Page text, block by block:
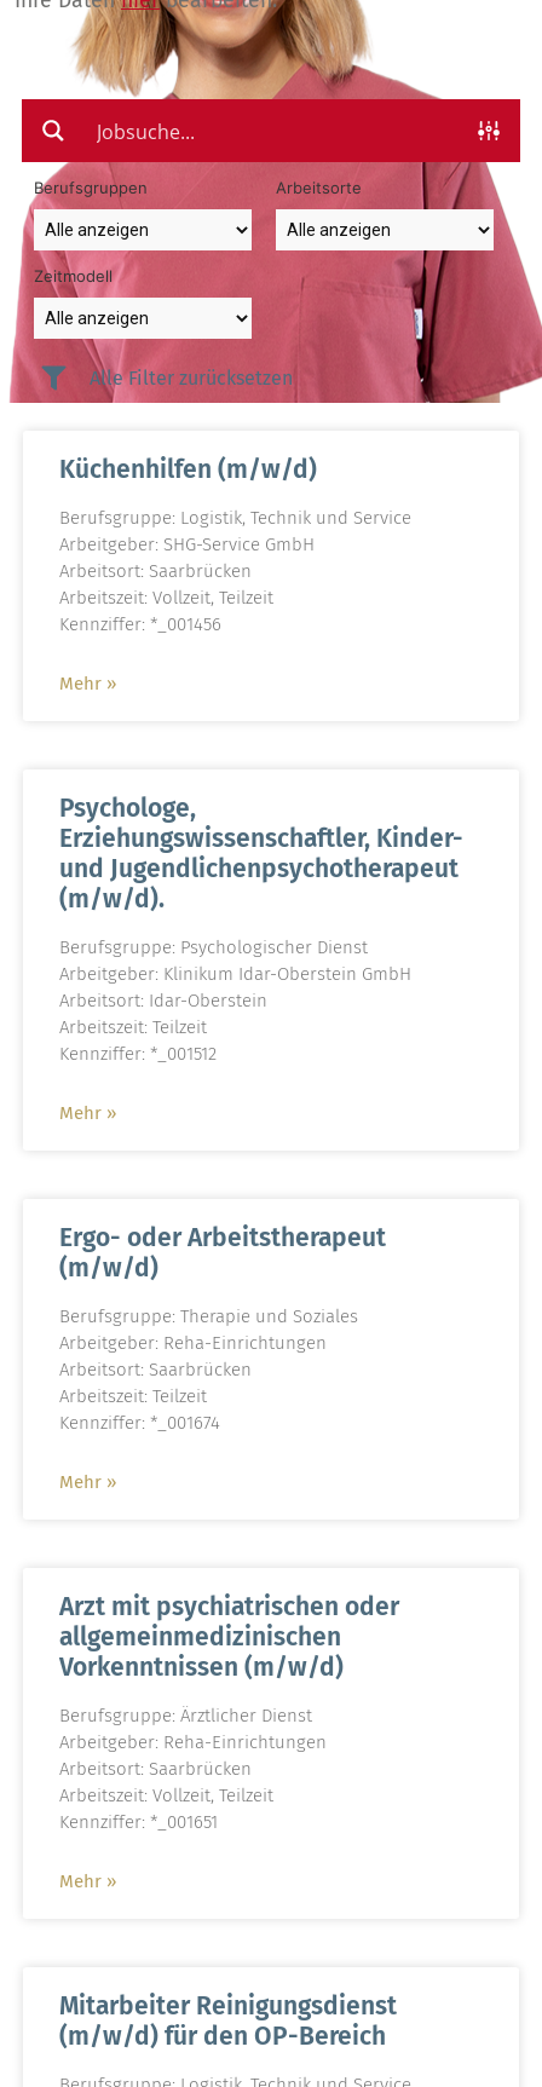
Berufsgruppen Arbeitsorte
Zeitmodell
Alle Filter zurücksetzen
Küchenhilfen (m/w/d)
Berufsgruppe: Logistik, Technik und Service
Arbeitgeber: SHG-Service GmbH
Arbeitsort: Saarbrücken
Arbeitszeit: Vollzeit, Teilzeit
Kennziffer: *_001456
Mehr »
Psychologe,
Erziehungswissenschaftler, Kinder-
und Jugendlichenpsychotherapeut
(m/w/d).
Berufsgruppe: Psychologischer Dienst
Arbeitgeber: Klinikum Idar-Oberstein GmbH
Arbeitsort: Idar-Oberstein
Arbeitszeit: Teilzeit
Kennziffer: *_001512
Mehr »
Ergo- oder Arbeitstherapeut
(m/w/d)
Berufsgruppe: Therapie und Soziales
Arbeitgeber: Reha-Einrichtungen
Arbeitsort: Saarbrücken
Arbeitszeit: Teilzeit
Kennziffer: *_001674
Mehr »
Arzt mit psychiatrischen oder
allgemeinmedizinischen
Vorkenntnissen (m/w/d)
Berufsgruppe: Ärztlicher Dienst
Arbeitgeber: Reha-Einrichtungen
Arbeitsort: Saarbrücken
Arbeitszeit: Vollzeit, Teilzeit
Kennziffer: *_001651
Mehr »
Mitarbeiter Reinigungsdienst
(m/w/d) für den OP-Bereich